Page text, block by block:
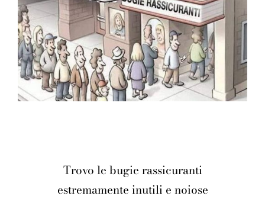
Trovo le bugie rassicuranti
estremamente inutili e noiose